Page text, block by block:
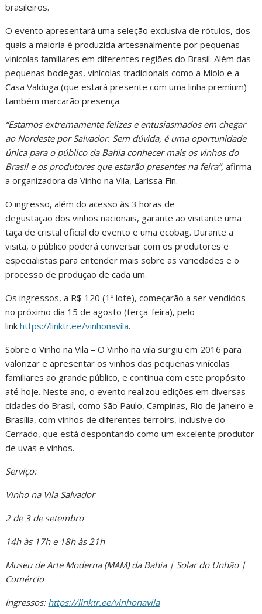
brasileiros.
O evento apresentará uma seleção exclusiva de rótulos, dos
quais a maioria é produzida artesanalmente por pequenas
vinícolas familiares em diferentes regiões do Brasil. Além das
pequenas bodegas, vinícolas tradicionais como a Miolo e a
Casa Valduga (que estará presente com uma linha premium)
também marcarão presença.
“Estamos extremamente felizes e entusiasmados em chegar
ao Nordeste por Salvador. Sem dúvida, é uma oportunidade
única para o público da Bahia conhecer mais os vinhos do
Brasil e os produtores que estarão presentes na feira”, afirma
a organizadora da Vinho na Vila, Larissa Fin.
O ingresso, além do acesso às 3 horas de
degustação dos vinhos nacionais, garante ao visitante uma
taça de cristal oficial do evento e uma ecobag. Durante a
visita, o público poderá conversar com os produtores e
especialistas para entender mais sobre as variedades e o
processo de produção de cada um.
Os ingressos, a R$ 120 (1º lote), começarão a ser vendidos
no próximo dia 15 de agosto (terça-feira), pelo
linkhttps://linktr.ee/vinhonavila.
Sobre o Vinho na Vila – O Vinho na vila surgiu em 2016 para
valorizar e apresentar os vinhos das pequenas vinícolas
familiares ao grande público, e continua com este propósito
até hoje. Neste ano, o evento realizou edições em diversas
cidades do Brasil, como São Paulo, Campinas, Rio de Janeiro e
Brasília, com vinhos de diferentes terroirs, inclusive do
Cerrado, que está despontando como um excelente produtor
de uvas e vinhos.
Serviço:
Vinhona Vila Salvador
2 de 3 de setembro
14h às 17h e 18h às 21h
Museu de Arte Moderna (MAM) da Bahia | Solar do Unhão |
Comércio
Ingressos: https://linktr.ee/vinhonavila